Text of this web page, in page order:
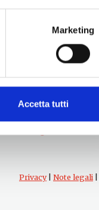
Marketing
Accetta tutti
Seguici su
Privacy| Note legali